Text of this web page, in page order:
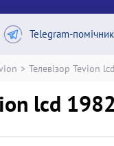
Telegram-помічник
> Телевізор Tevion
lcd